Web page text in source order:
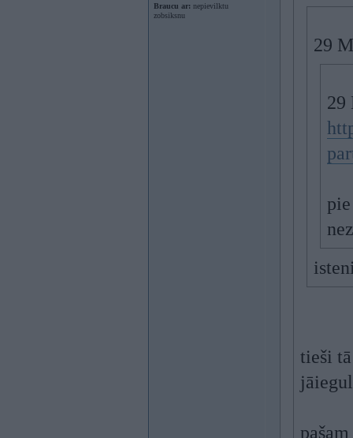
Braucu ar: nepievilktu
zobsiksnu
29
29
tieši